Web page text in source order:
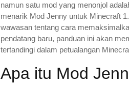
namun satu mod yang menonjol
menarik Mod Jenny untuk Minecraft
wawasan tentang cara
pendatang baru, panduan ini akan
tertandingi dalam petualangan
Apa itu Mod